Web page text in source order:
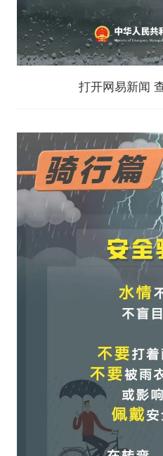
打开网易新闻